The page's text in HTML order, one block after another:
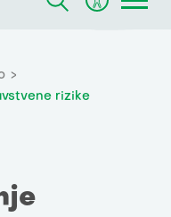
rizike